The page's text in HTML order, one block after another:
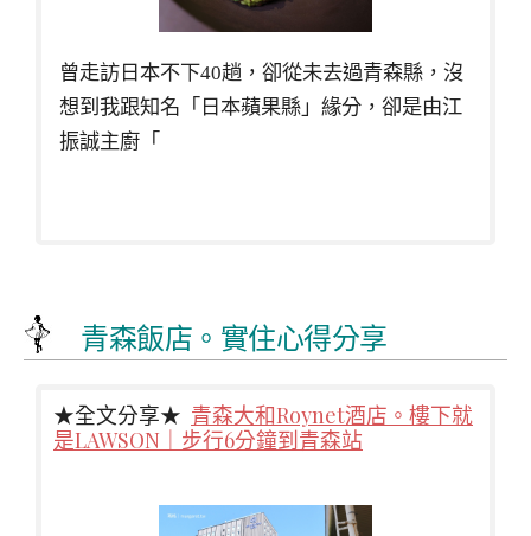
曾走訪日本不下40趟，卻從未去過青森縣，沒
想到我跟知名「日本蘋果縣」緣分，卻是由江
振誠主廚「
青森飯店。實住心得分享
★全文分享★ 青森大和Roynet酒店。樓下就
是LAWSON｜步行6分鐘到青森站